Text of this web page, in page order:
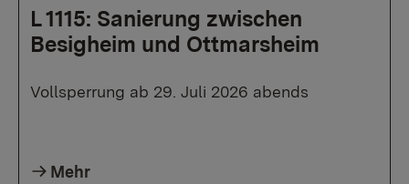
L 1115: Sanierung zwischen
Besigheim und Ottmarsheim
Vollsperrung ab 29. Juli 2026 abends
Mehr